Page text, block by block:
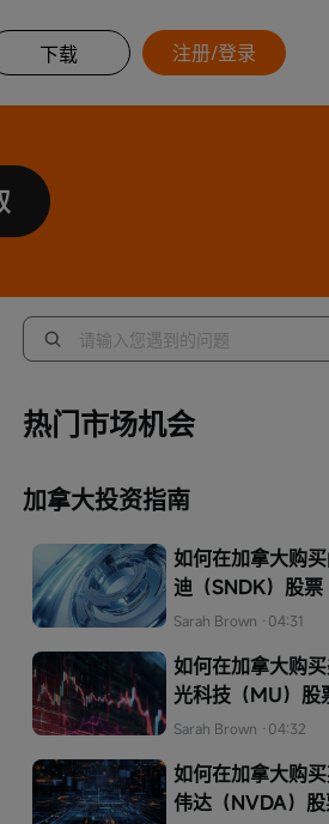
下载 注册/登录
热门市场机会
加拿大投资指南
如何在加拿大购
迪（SNDK）股票
Sarah Brown ·04:31
如何在加拿大购
光科技（MU）股
Sarah Brown ·04:32
如何在加拿大购
伟达（NVDA）